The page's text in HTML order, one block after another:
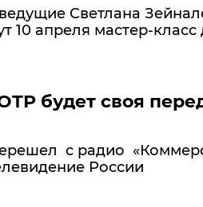
Светлана
10 апреля мастер-класс
будет своя
с радио
России